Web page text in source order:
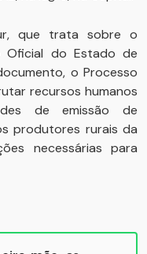
que trata sobre o
Oficial do Estado de
o Processo
recursos humanos
de emissão de
produtores rurais da
necessárias para